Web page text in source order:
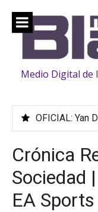
contenido
Medio Digital de
Crónica
Sociedad
EA Sports